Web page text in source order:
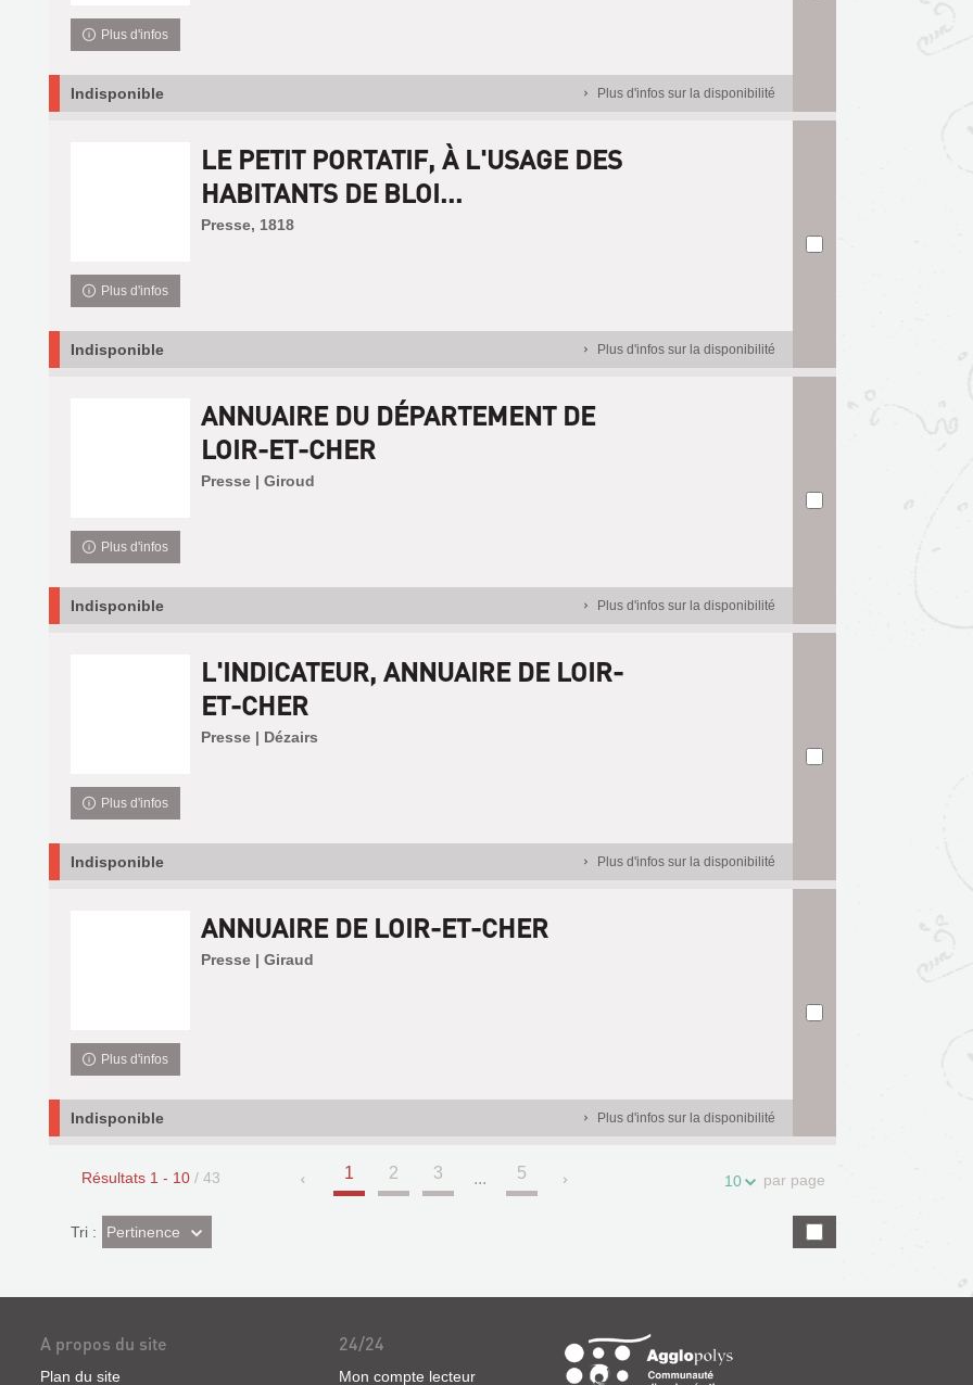
Plus d'infos
Indisponible Plus d'infos sur la disponibilité
LE PETIT PORTATIF, À L'USAGE DES
HABITANTS DE BLOI...
Presse, 1818
Plus d'infos
Indisponible Plus d'infos sur la disponibilité
ANNUAIRE DU DÉPARTEMENT DE
LOIR-ET-CHER
Presse | Giroud
Plus d'infos
Indisponible Plus d'infos sur la disponibilité
L'INDICATEUR, ANNUAIRE DE LOIR-
ET-CHER
Presse | Dézairs
Plus d'infos
Indisponible Plus d'infos sur la disponibilité
ANNUAIRE DE LOIR-ET-CHER
Presse | Giraud
Plus d'infos
Indisponible Plus d'infos sur la disponibilité
Résultats 1 - 10 / 43 1 2 3 ... 5 10 par page
Tri :(Effet
imédiat)
Pertinence
A propos du site
Plan du site
24/24
Mon compte lecteur